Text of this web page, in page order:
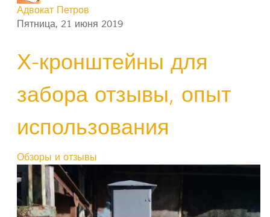
Адвокат Петров
Пятница, 21 июня 2019
Х-кронштейны для
забора отзывы, опыт
использования
Обзоры и отзывы